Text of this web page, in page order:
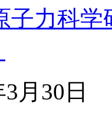
子力科
月30日